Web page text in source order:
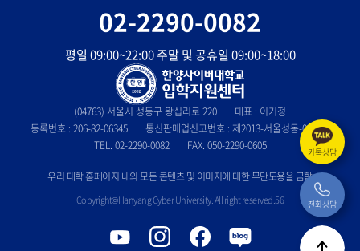
(04763) 서울시 성동구 왕십리로 220
대표 : 이기정
등록번호 : 206-82-06345
통신판매업신고번호 : 제2013-서울성동-0803호
TEL. 02-2290-0082
FAX. 050-2290-0605
우리 대학 홈페이지 내의 모든 콘텐츠 및 이미지에 대한 무단도용을 금함
Copyright©Hanyang Cyber University. All right reserved.56
유
튜
인
스
페
이
블
로
02-2290-0082
평일 09:00~22:00 주말 및 공휴일 09:00~18:00
카톡상담
전화상담